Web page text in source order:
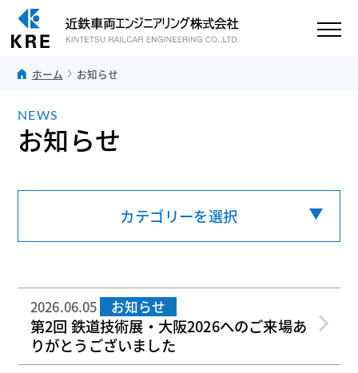
ホーム お知らせ
NEWS
お知らせ
2026.06.05 お知らせ
第2回 鉄道技術展・大阪2026へのご来場あ
りがとうございました
カテゴリーを選択